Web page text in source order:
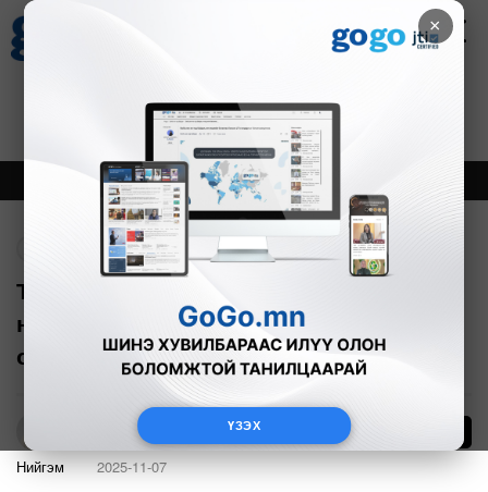
×
ҮЗЭХ
Зурхай
8.10
Онцлох Шинэ
Төв, говь болон зүүн аймгуудын
нутгаар цасан шуурга шуурч, үзэгдэх
орчин хязгаарлагдана
Нийгэм 2025-11-07